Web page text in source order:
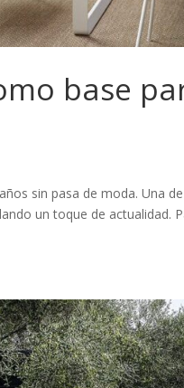
base
sin pasa de moda. Una
un toque de actualidad.